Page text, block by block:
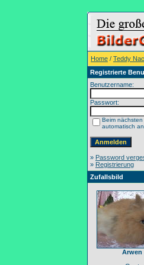
Home / Teddy
Registrierte
Benutzername:
Passwort:
Beim
automatisch
» Password
» Registrierung
Zufallsbild
Arwen